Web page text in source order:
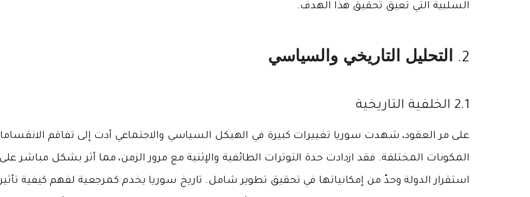
السلبية التي تعيق تحقيق هذا الهدف.
2. التحليل التاريخي والسياسي
2.1 الخلفية التاريخية
على مر العقود، شهدت سوريا تغييرات كبيرة في الهيكل السياسي والاجتماعي أدت إلى تفاقم
المكونات المختلفة. فقد ازدادت حدة التوترات الطائفية والإثنية مع مرور الزمن، مما أثر بشكل مباشر على
استقرار الدولة وحدّ من إمكانياتها في تحقيق تطوير شامل. تاريخ سوريا يخدم كمرجعية لفهم كيفية تأثير